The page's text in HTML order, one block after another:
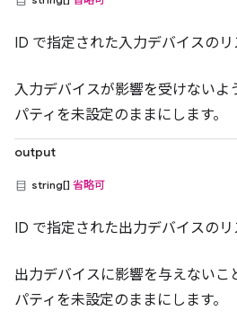
ID で指定された入力デバイスのリ
入力デバイスが影響を受けないよ
パティを未設定のままにします。
output
string[] 省略可
ID で指定された出力デバイスのリ
出力デバイスに影響を与えないこ
パティを未設定のままにします。